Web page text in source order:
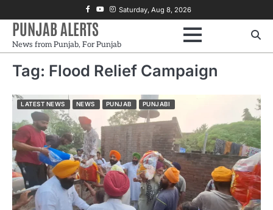
to
content
Facebook
Youtube
Instagram
Saturday, Aug 8, 2026
PUNJAB ALERTS
News from Punjab, For Punjab
Tag: Flood Relief Campaign
LATEST NEWS NEWS PUNJAB PUNJABI